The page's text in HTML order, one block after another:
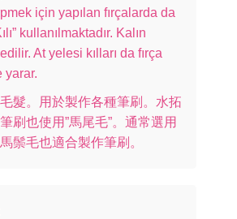
için yapılan fırçalarda da
kullanılmaktadır. Kalın
At yelesi kılları da fırça
yarar.
髮。用於製作各種筆刷。水拓
刷也使用”馬尾毛”。通常選用
鬃毛也適合製作筆刷。